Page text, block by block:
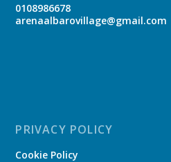
0108986678
arenaalbarovillage@gmail.com
PRIVACY POLICY
Cookie Policy